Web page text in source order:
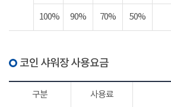
100% 90% 70% 50%
코인 샤워장 사용요금
구분 사용료